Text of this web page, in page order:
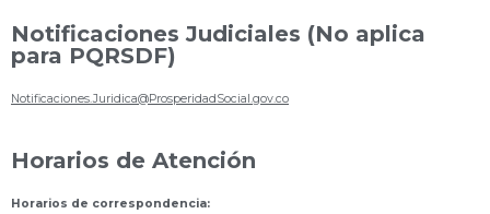
Notificaciones Judiciales (No aplica
para PQRSDF)
Notificaciones.Juridica@ProsperidadSocial.gov.co
Horarios de Atención
Horarios de correspondencia: